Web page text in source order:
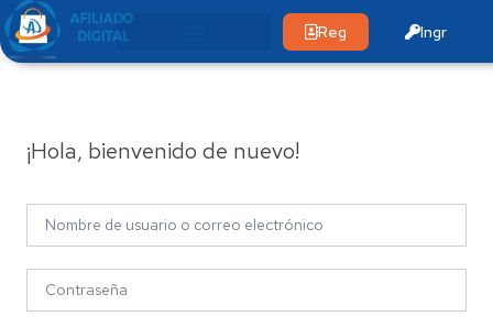
Reg Ingr
¡Hola, bienvenido de nuevo!